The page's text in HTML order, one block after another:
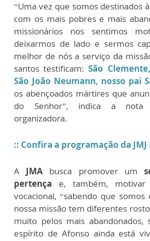
“Uma vez que somos destinados à
com os mais pobres e mais
missionários nos sentimos
deixarmos de lado e sermos
melhor de nós a serviço da
santos testificam:São
São João Neumann, nosso pai
os abençoados mártires que
do Senhor”, indica a nota
organizadora.
:: Confira a programação da JMJ
A JMA busca promover um
pertença e, também, motivar
vocacional, “sabendo que
nossa missão tem diferentes
muito pelos mais abandonados,
espírito de Afonso ainda está